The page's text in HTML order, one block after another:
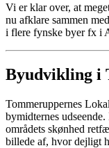
Vi er klar over, at
nu afklare sammen med
i flere fynske byer fx i
Byudvikling i
Tommeruppernes
bymidternes
områdets skønhed
billede af, hvor dejligt